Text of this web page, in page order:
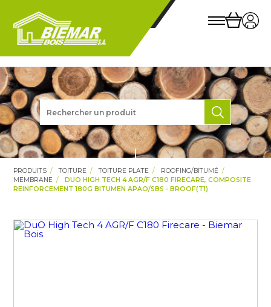
PRODUITS TOITURE TOITURE PLATE
ROOFING/BITUMÉ
MEMBRANE
DUO HIGH TECH 4 AGR/F C180 FIRECARE, COMPOSITE
REINFORCEMENT 180G BITUMEN APAO/SBS - BROOF(T1)